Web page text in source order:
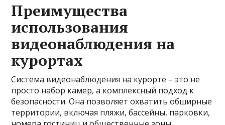
Преимущества
использования
видеонаблюдения на
курортах
Система видеонаблюдения на курорте – это не
просто набор камер, а комплексный подход к
безопасности. Она позволяет охватить обширные
территории, включая пляжи, бассейны, парковки,